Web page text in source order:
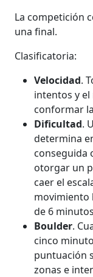
La competición
una final.
Clasificatoria:
Velocidad.
intentos y
conformar
Dificultad.
determina
conseguida
otorgar un
caer el
movimiento
de 6
Boulder.
cinco
puntuación
zonas e